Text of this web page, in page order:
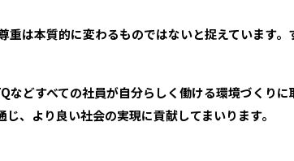
重は本質的に変わるものではないと捉えています
などすべての社員が自分らしく働ける環境づくり
、より良い社会の実現に貢献してまいります。